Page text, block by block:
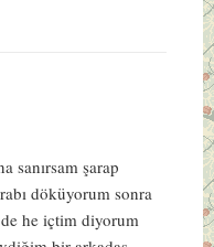
sanırsam şarap
döküyorum sonra
he içtim diyorum